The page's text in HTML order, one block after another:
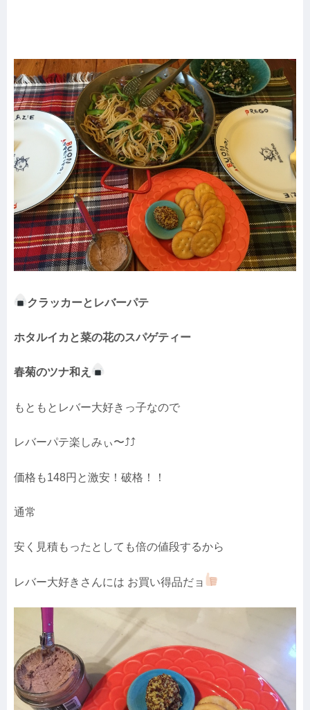
クラッカーとレバーパテ
ホタルイカと菜の花のスパゲティー
春菊のツナ和え
もともとレバー大好きっ子なので
レバーパテ楽しみぃ〜⤴︎⤴︎
価格も148円と激安！破格！！
通常
安く見積もったとしても倍の値段するから
レバー大好きさんには お買い得品だョ